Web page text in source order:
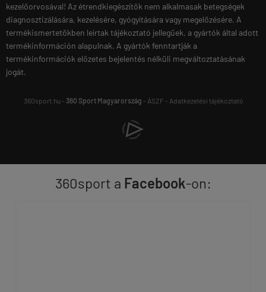
kezelőorvosával! Az étrendkiegészítők nem alkalmasak betegségek
diagnosztizálására, kezelésére, gyógyítására vagy megelőzésére. A
termékismertetőkben leírtak tájékoztató jellegűek, a gyártók által adott
termékinformáción alapulnak. A gyártók fenntartják a
termékinformációk előzetes bejelentés nélküli megváltoztatásának
jogát.
360sport.hu - 360 Sport Magyarország - ÁSZF- Adatkezelési tájékoztató
360sport a Facebook-on: